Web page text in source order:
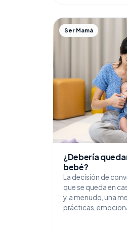
Ser Mamá
¿Debería
bebé?
La decisión de
que se queda en
y, a menudo, una
prácticas,